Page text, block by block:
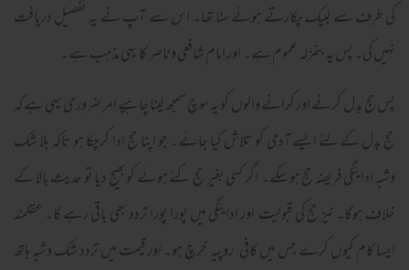
کی طرف سے لبیک پکارتے ہوئے سنا تھا۔ اس سے آپ نے یہ تفصیل دریافت
نہیں کی۔ پس یہ بنمزلہ عموم ہے۔ اور امام شافعی وناصر کا یہی مذہب ہے۔
پس حج بدل کرنے اور کرانے والوں کو یہ سوچ سمجھ لینا چاہیے امر ضروری یہی ہے کہ
حج بدل کےلئے ایسے آدمی کو تلاش کیا جائے۔ جو اپنا حج ادا کرچکا ہو تاکہ بلا شک
وشبہ ادایئگی فریضہ حج ہوسکے۔ اگر کسی بغیر حج کئے ہوئے کو بھیج دیا تو حدیث بالا کے
خلاف ہوگا۔ نیز حج کی قبولیت اور ادایئگی میں پورا پورا تردد بھی باقی رہے گا۔ عقلمند
ایسا کام کیوں کرے جس میں کافی روپیہ خرچ ہو۔ اور قیمت میں تردد شک وشبہ ہاتھ